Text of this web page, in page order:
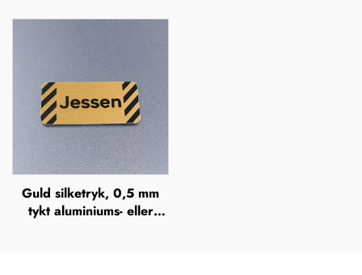
offsettryk,
Guld silketryk, 0,5 mm
tykt aluminiums- eller